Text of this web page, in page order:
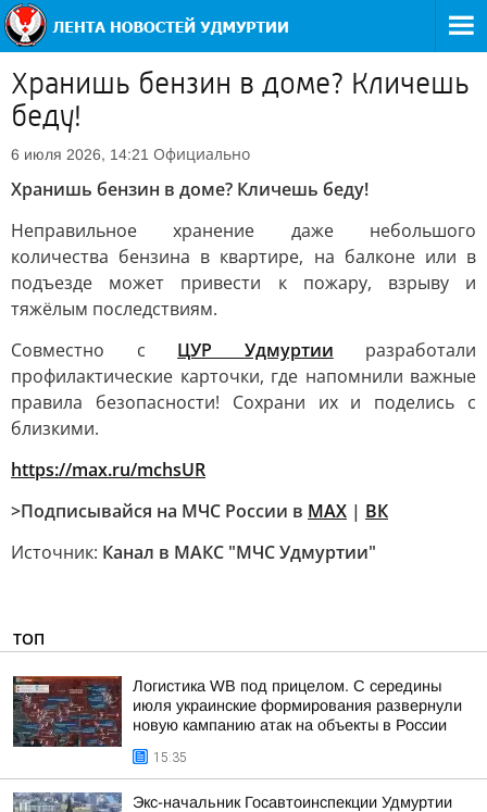
Хранишь бензин в доме? Кличешь
беду!
6 июля 2026, 14:21 Официально
Хранишь бензин в доме? Кличешь беду!
Неправильное хранение даже небольшого
количества бензина в квартире, на балконе или в
подъезде может привести к пожару, взрыву и
тяжёлым последствиям.
Совместно с ЦУР Удмуртии разработали
профилактические карточки, где напомнили важные
правила безопасности! Сохрани их и поделись с
близкими.
https://max.ru/mchsUR
>Подписывайся на МЧС России в MAX | ВК
Источник: Канал в МАКС "МЧС Удмуртии"
ТОП
Логистика WB под прицелом. С середины
июля украинские формирования развернули
новую кампанию атак на объекты в России
15:35
Экс-начальник Госавтоинспекции Удмуртии